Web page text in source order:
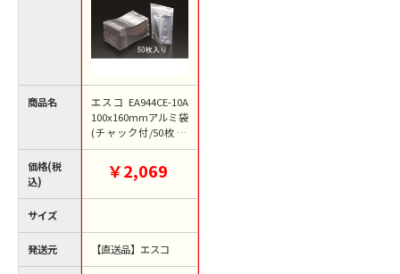
商品名
価格(税
込)
サイズ
発送元
エスコ EA944CE-10A
100x160mmアルミ袋
(チャック付/50枚) 1
個（ご注文単位1個）
￥2,069
【直送品】エスコ